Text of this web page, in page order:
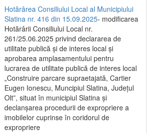
Hotărârea Consiliului Local al Municipiului
Slatina nr. 416 din 15.09.2025- modificarea
Hotărârii Consiliului Local nr.
261/25.06.2025 privind declararea de
utilitate publică și de interes local și
aprobarea amplasamentului pentru
lucrarea de utilitate publică de interes local
„Construire parcare supraetajată, Cartier
Eugen Ionescu, Muncipiul Slatina, Județul
Olt”, situat în municipiul Slatina și
declanșarea procedurii de expropriere a
imobilelor cuprinse în coridorul de
expropriere